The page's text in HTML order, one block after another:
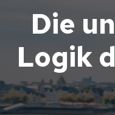
Die
Logik